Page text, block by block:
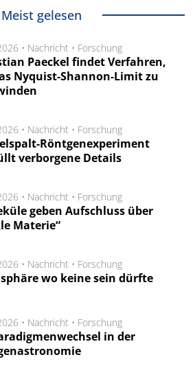
Meist gelesen
• Nachricht • Forschung
Paeckel findet Verfahren,
Nyquist-Shannon-Limit zu
• Nachricht • Forschung
Röntgenexperiment
verborgene Details
• Nachricht • Forschung
geben Aufschluss über
Materie“
• Nachricht • Forschung
wo keine sein dürfte
• Nachricht • Forschung
in der